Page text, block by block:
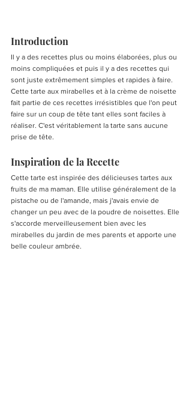
Introduction
Il y a des recettes plus ou moins élaborées, plus ou
moins compliquées et puis il y a des recettes qui
sont juste extrêmement simples et rapides à faire.
Cette tarte aux mirabelles et à la crème de noisette
fait partie de ces recettes irrésistibles que l'on peut
faire sur un coup de tête tant elles sont faciles à
réaliser. C'est véritablement la tarte sans aucune
prise de tête.
Inspiration de la Recette
Cette tarte est inspirée des délicieuses tartes aux
fruits de ma maman. Elle utilise généralement de la
pistache ou de l'amande, mais j'avais envie de
changer un peu avec de la poudre de noisettes. Elle
s'accorde merveilleusement bien avec les
mirabelles du jardin de mes parents et apporte une
belle couleur ambrée.